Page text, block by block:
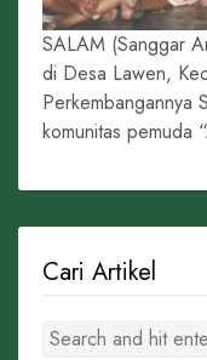
SALAM (Sanggar
di Desa Lawen,
Perkembangannya
komunitas pemuda
Cari Artikel